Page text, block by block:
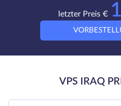
letzter Preis €
VPS IRAQ